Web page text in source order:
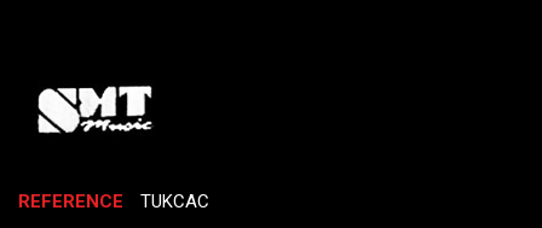
REFERENCE TUKCAC